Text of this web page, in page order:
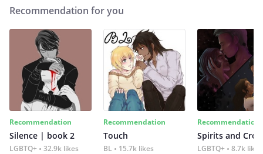
Recommendation for you
Recommendation
Silence | book 2
LGBTQ+ 32.9k likes
Recommendation
Touch
BL 15.7k likes
Recommendation
Spirits and
LGBTQ+ 8.7k likes